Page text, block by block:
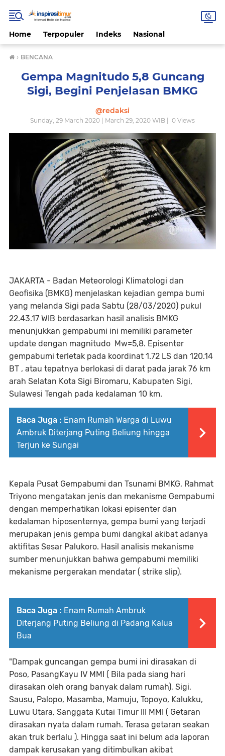
Home Terpopuler Indeks Nasional
› BENCANA
Gempa Magnitudo 5,8 Guncang
Sigi, Begini Penjelasan BMKG
@redaksi
Sunday, 29 March 2020 | March 29, 2020 WIB | 0 Views
JAKARTA - Badan Meteorologi Klimatologi dan
Geofisika (BMKG) menjelaskan kejadian gempa bumi
yang melanda Sigi pada Sabtu (28/03/2020) pukul
22.43.17 WIB berdasarkan hasil analisis BMKG
menunjukkan gempabumi ini memiliki parameter
update dengan magnitudo Mw=5,8. Episenter
gempabumi terletak pada koordinat 1.72 LS dan 120.14
BT , atau tepatnya berlokasi di darat pada jarak 76 km
arah Selatan Kota Sigi Biromaru, Kabupaten Sigi,
Sulawesi Tengah pada kedalaman 10 km.
Baca Juga : Enam Rumah Warga di Luwu
Ambruk Diterjang Puting Beliung hingga
Terjun ke Sungai
Kepala Pusat Gempabumi dan Tsunami BMKG, Rahmat
Triyono mengatakan jenis dan mekanisme Gempabumi
dengan memperhatikan lokasi episenter dan
kedalaman hiposenternya, gempa bumi yang terjadi
merupakan jenis gempa bumi dangkal akibat adanya
aktifitas Sesar Palukoro. Hasil analisis mekanisme
sumber menunjukkan bahwa gempabumi memiliki
mekanisme pergerakan mendatar ( strike slip).
Baca Juga : Enam Rumah Ambruk
Diterjang Puting Beliung di Padang Kalua
Bua
"Dampak guncangan gempa bumi ini dirasakan di
Poso, PasangKayu IV MMI ( Bila pada siang hari
dirasakan oleh orang banyak dalam rumah), Sigi,
Sausu, Palopo, Masamba, Mamuju, Topoyo, Kalukku,
Luwu Utara, Sanggata Kutai Timur III MMI ( Getaran
dirasakan nyata dalam rumah. Terasa getaran seakan
akan truk berlalu ). Hingga saat ini belum ada laporan
dampak kerusakan yang ditimbulkan akibat